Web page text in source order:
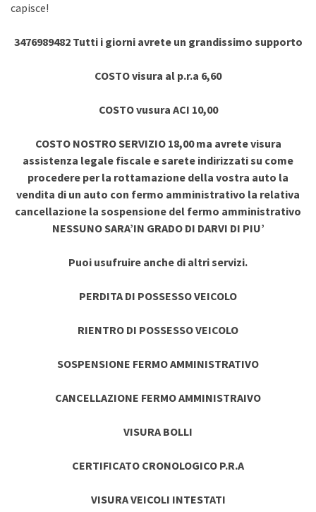
capisce!
3476989482 Tutti i giorni avrete un grandissimo supporto
COSTO visura al p.r.a 6,60
COSTO vusura ACI 10,00
COSTO NOSTRO SERVIZIO 18,00 ma avrete visura
assistenza legale fiscale e sarete indirizzati su come
procedere per la rottamazione della vostra auto la
vendita di un auto con fermo amministrativo la relativa
cancellazione la sospensione del fermo amministrativo
NESSUNO SARA’IN GRADO DI DARVI DI PIU’
Puoi usufruire anche di altri servizi.
PERDITA DI POSSESSO VEICOLO
RIENTRO DI POSSESSO VEICOLO
SOSPENSIONE FERMO AMMINISTRATIVO
CANCELLAZIONE FERMO AMMINISTRAIVO
VISURA BOLLI
CERTIFICATO CRONOLOGICO P.R.A
VISURA VEICOLI INTESTATI